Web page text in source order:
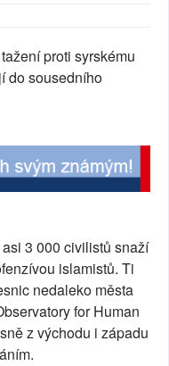
proti syrskému
do sousedního
3 000 civilistů snaží
islamistů. Ti
nedaleko města
for Human
z východu i západu